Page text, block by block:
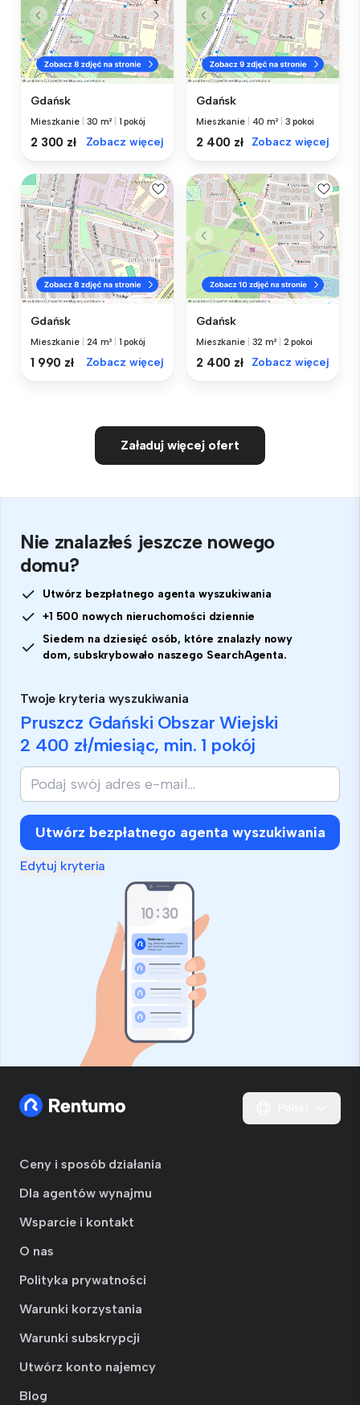
Gdańsk
Mieszkanie 30 m² 1 pokój
2 300 zł Zobacz więcej
Gdańsk
Mieszkanie 40 m² 3 pokoi
2 400 zł Zobacz więcej
Gdańsk
Mieszkanie 24 m² 1 pokój
1 990 zł Zobacz więcej
Gdańsk
Mieszkanie 32 m² 2 pokoi
2 400 zł Zobacz więcej
Załaduj więcej ofert
Nie znalazłeś jeszcze nowego
domu?
Utwórz bezpłatnego agenta wyszukiwania
+1 500 nowych nieruchomości dziennie
Siedem na dziesięć osób, które znalazły nowy
dom, subskrybowało naszego SearchAgenta.
Twoje kryteria wyszukiwania
Pruszcz Gdański Obszar Wiejski
2 400 zł/miesiąc, min. 1 pokój
Utwórz bezpłatnego agenta wyszukiwania
Edytuj kryteria
Ceny i sposób działania
Dla agentów wynajmu
Wsparcie i kontakt
O nas
Polityka prywatności
Warunki korzystania
Warunki subskrypcji
Utwórz konto najemcy
Blog